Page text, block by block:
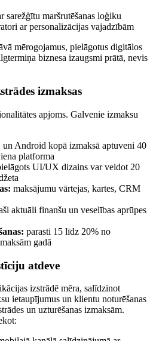
sarežģītu maršrutēšanas loģiku
ar personalizācijas vajadzībām
mērogojamus, pielāgotus digitālos
biznesa izaugsmi prātā, nevis
izmaksas
apjoms. Galvenie izmaksu
un Android kopā izmaksā aptuveni 40
platforma
UI/UX dizains var veidot 20
maksājumu vārtejas, kartes, CRM
aktuāli finanšu un veselības aprūpes
parasti 15 līdz 20% no
gadā
atdeve
izstrādē mēra, salīdzinot
ietaupījumus un klientu noturēšanas
un uzturēšanas izmaksām.